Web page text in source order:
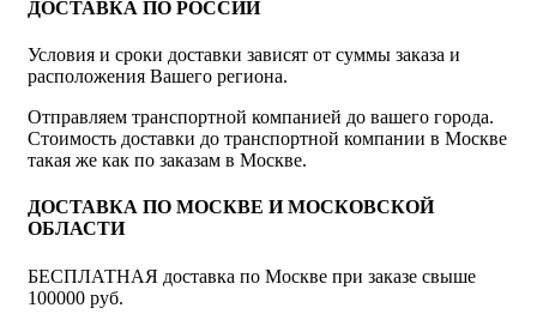
ДОСТАВКА ПО РОССИИ
Условия и сроки доставки зависят от суммы заказа и
расположения Вашего региона.
Отправляем транспортной компанией до вашего города.
Стоимость доставки до транспортной компании в Москве
такая же как по заказам в Москве.
ДОСТАВКА ПО МОСКВЕ И МОСКОВСКОЙ
ОБЛАСТИ
БЕСПЛАТНАЯ доставка по Москве при заказе свыше
100000 руб.